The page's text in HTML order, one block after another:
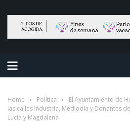
Home › Política ›
El Ayuntamiento de
las calles Industria, Mediodía y Donantes
Lucía y Magdalena